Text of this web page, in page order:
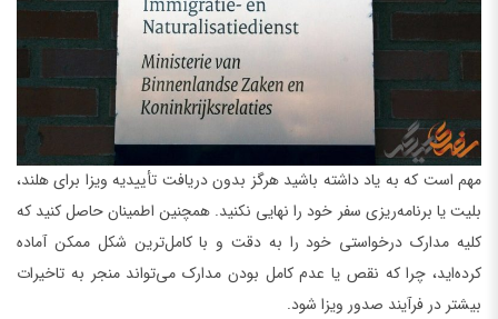
مهم است که به یاد داشته باشید هرگز بدون دریافت تأییدیه ویزا برای هلند،
بلیت یا برنامه‌ریزی سفر خود را نهایی نکنید. همچنین اطمینان حاصل کنید که
کلیه مدارک درخواستی خود را به دقت و با کامل‌ترین شکل ممکن آماده
کرده‌اید، چرا که نقص یا عدم کامل بودن مدارک می‌تواند منجر به تاخیرات
بیشتر در فرآیند صدور ویزا شود.